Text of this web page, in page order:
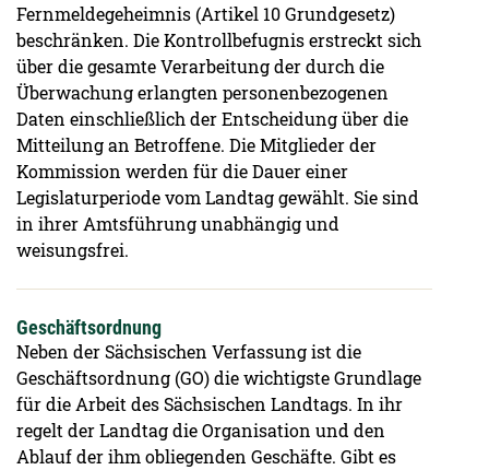
Fernmeldegeheimnis (Artikel 10 Grundgesetz)
beschränken. Die Kontrollbefugnis erstreckt sich
über die gesamte Verarbeitung der durch die
Überwachung erlangten personenbezogenen
Daten einschließlich der Entscheidung über die
Mitteilung an Betroffene. Die Mitglieder der
Kommission werden für die Dauer einer
Legislaturperiode vom Landtag gewählt. Sie sind
in ihrer Amtsführung unabhängig und
weisungsfrei.
Geschäftsordnung
Neben der Sächsischen Verfassung ist die
Geschäftsordnung (GO) die wichtigste Grundlage
für die Arbeit des Sächsischen Landtags. In ihr
regelt der Landtag die Organisation und den
Ablauf der ihm obliegenden Geschäfte. Gibt es